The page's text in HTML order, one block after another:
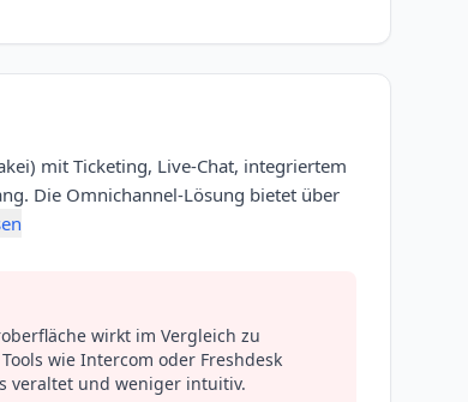
mit Ticketing, Live-Chat, integriertem
Die Omnichannel-Lösung bietet über
wirkt im Vergleich zu
wie Intercom oder Freshdesk
veraltet und weniger intuitiv.